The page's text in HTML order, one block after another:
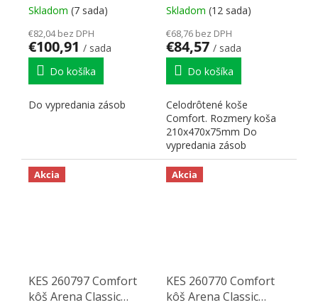
Skladom (7 sada)
€82,04 bez DPH
€100,91 / sada
Do košíka
Do vypredania zásob
Skladom (12 sada)
€68,76 bez DPH
€84,57 / sada
Do košíka
Celodrôtené koše
Comfort. Rozmery koša
210x470x75mm Do
vypredania zásob
Akcia
KES 260797 Comfort
kôš Arena Classic
Akcia
KES 260770 Comfort
kôš Arena Classic